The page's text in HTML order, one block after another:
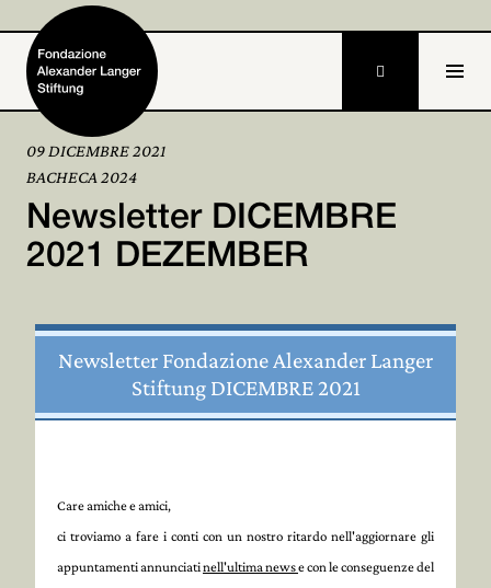
Home
Fondazione
Alexander Langer

09 DICEMBRE 2021
BACHECA 2024
Newsletter DICEMBRE
2021 DEZEMBER
Newsletter Fondazione Alexander Langer
Stiftung DICEMBRE 2021
Care amiche e amici,
ci troviamo a fare i conti con un nostro ritardo nell'aggiornare gli
appuntamenti annunciatinell'ultima newse con le conseguenze del